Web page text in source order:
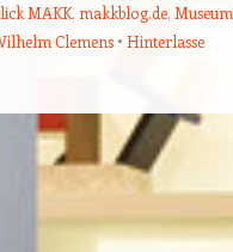
MAKK, makkblog.de, Museum
Clemens
Hinterlasse